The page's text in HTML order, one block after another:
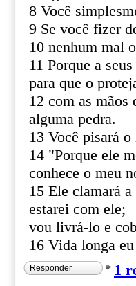
8 Você
9 Se você fizer
10 nenhum mal
11 Porque a
para que o
12 com as mãos
alguma pedra.
13 Você pisará
14 "Porque ele
conhece o meu
15 Ele clamará
estarei com ele;
vou livrá-lo e
16 Vida longa
Responder 1